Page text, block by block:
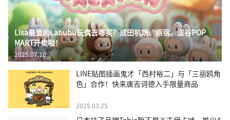
Lisa最爱的Labubu玩偶去哪买？成田机场、原宿、涩谷POP
MART开卖啦！
2025.07.10
LINE贴图插画鬼才「西村裕二」与「三丽鸥角
色」合作！快来唐吉诃德入手限量商品
2025.03.25